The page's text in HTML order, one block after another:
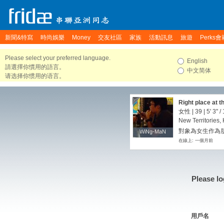
新聞&特寫 時尚娛樂 Money 交友社區 家族 活動訊息 旅遊 Perks會
Please select your preferred language.
請選擇你慣用的語言。
请选择你惯用的语言。
English
中文简体
WiNg-MaN
WiNg-MaN
Right place at
女性 | 39 | 5' 3" /
New Territories,
對象為女生作為
在線上: 一個月前
Please
用戶名